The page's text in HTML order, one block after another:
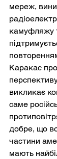
мереж,
камуфляжу
Каракас
викликає
саме
добре, що
частини
мають